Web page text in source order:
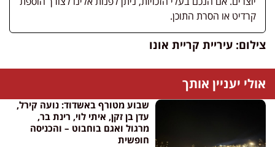
קרדיט או הסרת התוכן.
צילום: עיריית קריית אונו
אולי יעניין אותך
שבוע מטורף באשדוד: נועה קירל,
עדן בן זקן, איתי לוי, רינת בר,
מרגול ואגם בוחבוט – והכניסה
חופשית